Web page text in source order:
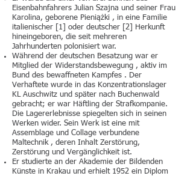
Eisenbahnfahrers Julian Szajna und seiner Frau
Karolina, geborene Pieniążki , in eine Familie
italienischer [1] oder deutscher [2] Herkunft
hineingeboren, die seit mehreren
Jahrhunderten polonisiert war.
Während der deutschen Besatzung war er
Mitglied der Widerstandsbewegung , aktiv im
Bund des bewaffneten Kampfes . Der
Verhaftete wurde in das Konzentrationslager
KL Auschwitz und später nach Buchenwald
gebracht; er war Häftling der Strafkompanie.
Die Lagererlebnisse spiegelten sich in seinen
Werken wider. Sein Werk ist eine mit
Assemblage und Collage verbundene
Maltechnik , deren Inhalt Zerstörung,
Zerstörung und Vergänglichkeit ist.
Er studierte an der Akademie der Bildenden
Künste in Krakau und erhielt 1952 ein Diplom